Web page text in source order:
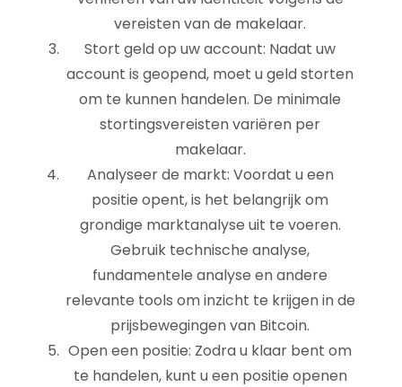
vereisten van de makelaar.
Stort geld op uw account: Nadat uw
account is geopend, moet u geld storten
om te kunnen handelen. De minimale
stortingsvereisten variëren per
makelaar.
Analyseer de markt: Voordat u een
positie opent, is het belangrijk om
grondige marktanalyse uit te voeren.
Gebruik technische analyse,
fundamentele analyse en andere
relevante tools om inzicht te krijgen in de
prijsbewegingen van Bitcoin.
Open een positie: Zodra u klaar bent om
te handelen, kunt u een positie openen